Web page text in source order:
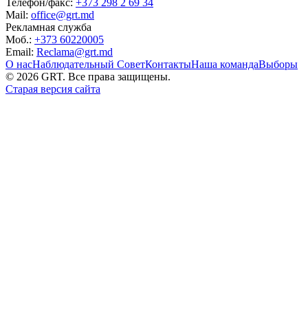
Mail: office@grt.md
Рекламная служба
Моб.: +373 60220005
Email: Reclama@grt.md
О насНаблюдательный СоветКонтактыНаша командаВыборы
© 2026 GRT. Все права защищены.
Старая версия сайта